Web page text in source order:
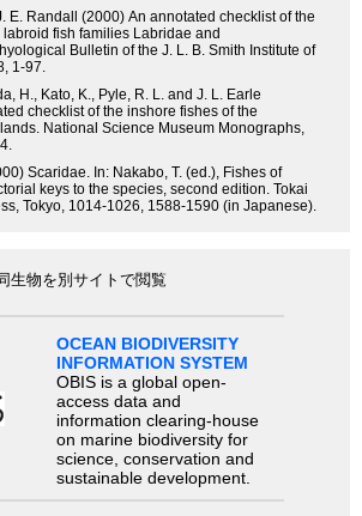
E. Randall (2000) An annotated checklist of the
fish families Labridae and
Bulletin of the J. L. B. Smith Institute of
1-97.
H., Kato, K., Pyle, R. L. and J. L. Earle
checklist of the inshore fishes of the
National Science Museum Monographs,
Scaridae. In: Nakabo, T. (ed.), Fishes of
keys to the species, second edition. Tokai
Tokyo, 1014-1026, 1588-1590 (in Japanese).
生物を別サイトで閲覧
OCEAN BIODIVERSITY
INFORMATION SYSTEM
OBIS is a global open-
access data and
information clearing-house
on marine biodiversity for
science, conservation and
sustainable development.